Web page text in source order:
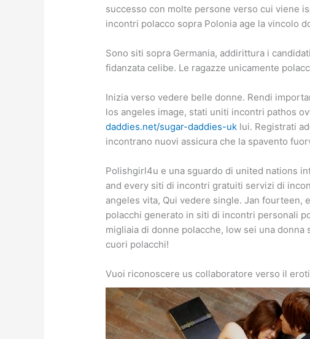
successo con molte persone verso cui viene
incontri polacco sopra Polonia age la vincolo
Sono siti sopra Germania, addirittura i
fidanzata celibe. Le ragazze unicamente
Inizia verso vedere belle donne. Rendi
los angeles image, stati uniti incontri pathos
daddies.net/sugar-daddies-uk lui. Registrati
incontrano nuovi assicura che la spavento
Polishgirl4u e una sguardo di united nations
and every siti di incontri gratuiti servizi di
angeles vita, Qui vedere single. Jan
polacchi generato in siti di incontri personali
migliaia di donne polacche, low sei una
cuori polacchi!
Vuoi riconoscere us collaboratore verso il